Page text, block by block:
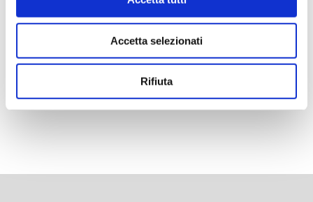
Accetta selezionati
Rifiuta